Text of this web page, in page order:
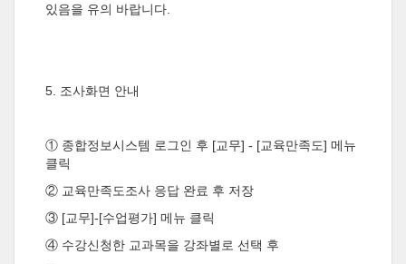
있음을 유의 바랍니다.
5. 조사화면 안내
① 종합정보시스템 로그인 후 [교무] - [교육만족도] 메뉴
클릭
② 교육만족도조사 응답 완료 후 저장
③ [교무]-[수업평가] 메뉴 클릭
④ 수강신청한 교과목을 강좌별로 선택 후